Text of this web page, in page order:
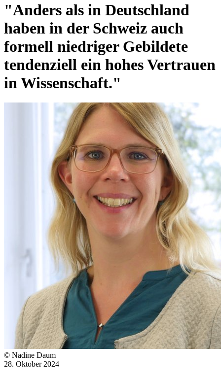
"Anders als in Deutschland
haben in der Schweiz auch
formell niedriger Gebildete
tendenziell ein hohes Vertrauen
in Wissenschaft."
© Nadine Daum
28. Oktober 2024